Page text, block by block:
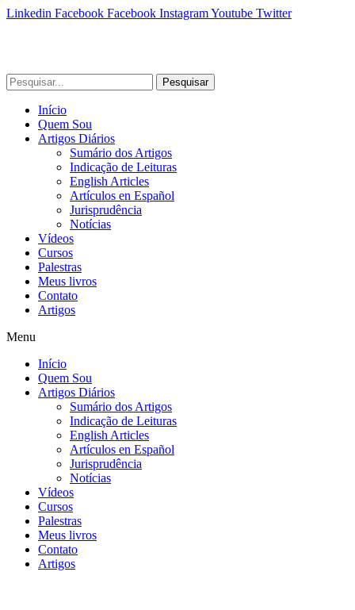
Linkedin Facebook Facebook InstagramYoutube Twitter
Pesquisar
Início
Quem Sou
Artigos Diários
Sumário dos Artigos
Indicação de Leituras
English Articles
Artículos en Español
Jurisprudência
Notícias
Vídeos
Cursos
Palestras
Meus livros
Contato
Artigos
Menu
Início
Quem Sou
Artigos Diários
Sumário dos Artigos
Indicação de Leituras
English Articles
Artículos en Español
Jurisprudência
Notícias
Vídeos
Cursos
Palestras
Meus livros
Contato
Artigos